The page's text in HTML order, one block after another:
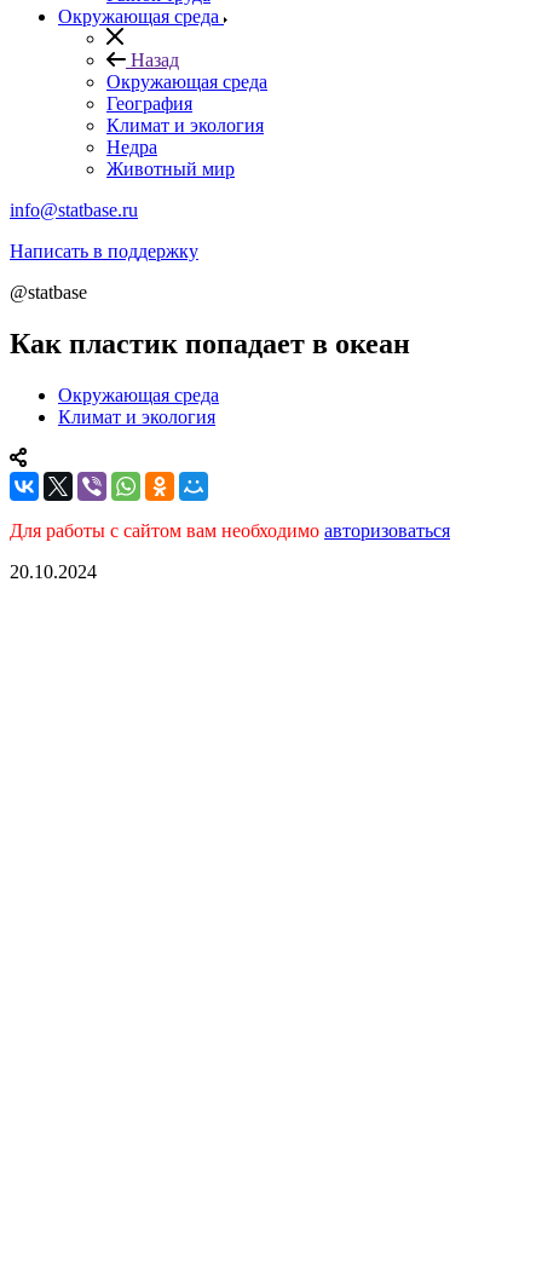
Окружающая среда
Назад
Окружающая среда
География
Климат и экология
Недра
Животный мир
info@statbase.ru
Написать в поддержку
@statbase
Как пластик попадает в океан
Окружающая среда
Климат и экология
Для работы с сайтом вам необходимо авторизоваться
20.10.2024